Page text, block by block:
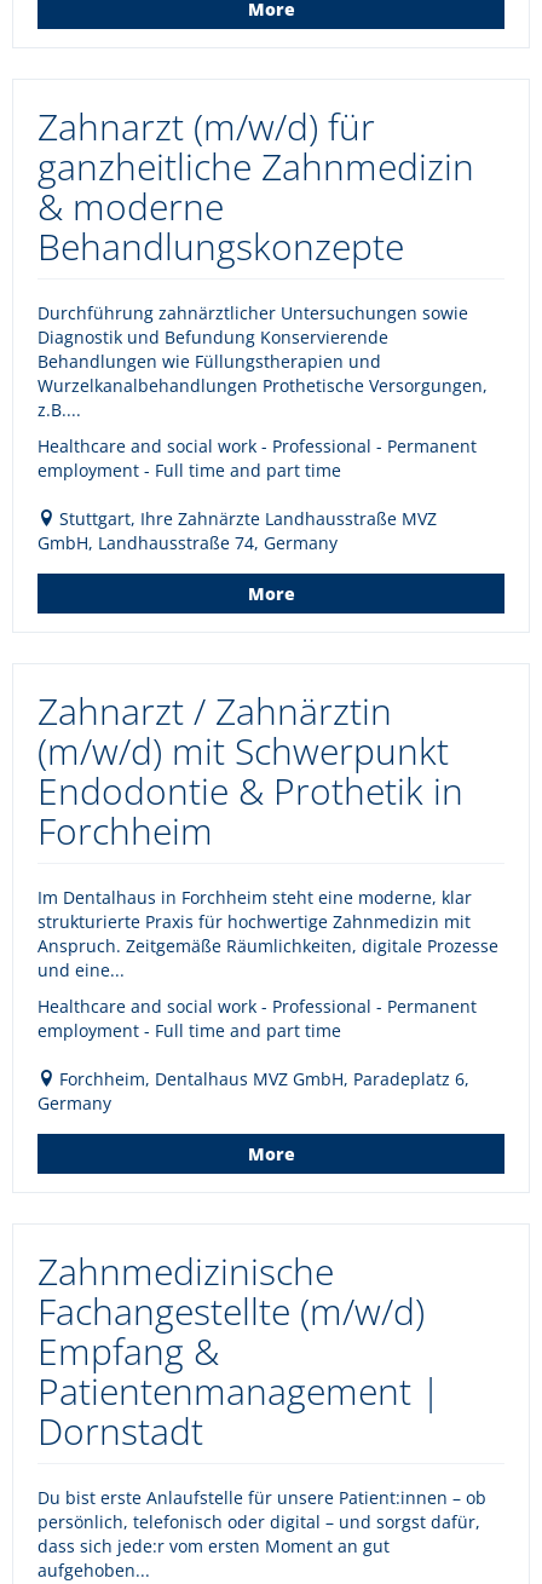
More
Zahnarzt (m/w/d) für
ganzheitliche Zahnmedizin
& moderne
Behandlungskonzepte
Durchführung zahnärztlicher Untersuchungen sowie
Diagnostik und Befundung Konservierende
Behandlungen wie Füllungstherapien und
Wurzelkanalbehandlungen Prothetische Versorgungen,
z.B....
Healthcare and social work - Professional - Permanent
employment - Full time and part time
Stuttgart, Ihre Zahnärzte Landhausstraße MVZ
GmbH, Landhausstraße 74, Germany
More
Zahnarzt / Zahnärztin
(m/w/d) mit Schwerpunkt
Endodontie & Prothetik in
Forchheim
Im Dentalhaus in Forchheim steht eine moderne, klar
strukturierte Praxis für hochwertige Zahnmedizin mit
Anspruch. Zeitgemäße Räumlichkeiten, digitale Prozesse
und eine...
Healthcare and social work - Professional - Permanent
employment - Full time and part time
Forchheim, Dentalhaus MVZ GmbH, Paradeplatz 6,
Germany
More
Zahnmedizinische
Fachangestellte (m/w/d)
Empfang &
Patientenmanagement |
Dornstadt
Du bist erste Anlaufstelle für unsere Patient:innen – ob
persönlich, telefonisch oder digital – und sorgst dafür,
dass sich jede:r vom ersten Moment an gut
aufgehoben...